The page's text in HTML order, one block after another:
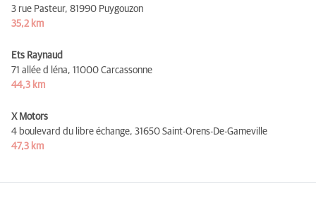
3 rue Pasteur, 81990 Puygouzon
35,2 km
Ets Raynaud
71 allée d léna, 11000 Carcassonne
44,3 km
X Motors
4 boulevard du libre échange, 31650 Saint-Orens-De-Gameville
47,3 km